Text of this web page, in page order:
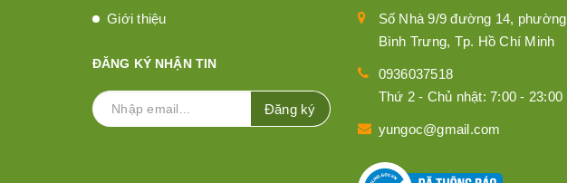
Giới thiệu
ĐĂNG KÝ NHẬN TIN
Đăng ký
Số Nhà 9/9 đường 14, phường
Bình Trưng, Tp. Hồ Chí Minh
0936037518
Thứ 2 - Chủ nhật: 7:00 - 23:00
yungoc@gmail.com